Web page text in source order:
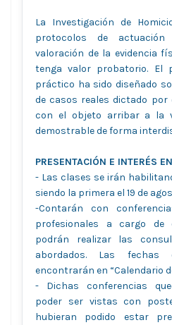
La Investigación de
protocolos de
valoración de la evidencia
tenga valor probatorio. El
práctico ha sido diseñado
de casos reales dictado
con el objeto arribar a la
demostrable de forma
PRESENTACIÓN E INTERÉS
- Las clases se irán
siendo la primera el 19 de
-Contarán con
profesionales a cargo de
podrán realizar las
abordados. Las
encontrarán en “Calendario
- Dichas conferencias
poder ser vistas con
hubieran podido estar